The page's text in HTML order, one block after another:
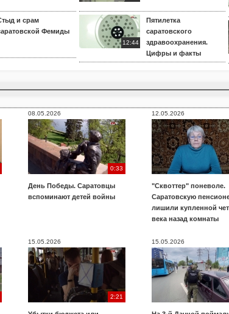
и срам
Фемиды
12:44
Пятилетка
саратовского
здравоохранения.
Цифры и факты
08.05.2026
0:33
День Победы. Саратовцы
вспоминают детей войны
12.05.2026
"Сквоттер" поневоле.
Саратовскую
лишили купленной
века назад комнаты
15.05.2026
2:21
15.05.2026